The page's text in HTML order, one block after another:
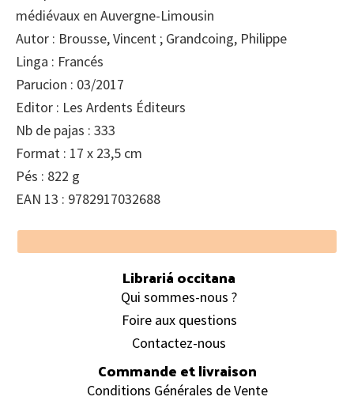
médiévaux en Auvergne-Limousin
Autor : Brousse, Vincent ; Grandcoing, Philippe
Linga : Francés
Parucion : 03/2017
Editor : Les Ardents Éditeurs
Nb de pajas : 333
Format : 17 x 23,5 cm
Pés : 822 g
EAN 13 : 9782917032688
Footer
Librariá occitana
Qui sommes-nous ?
Foire aux questions
Contactez-nous
Commande et livraison
Conditions Générales de Vente